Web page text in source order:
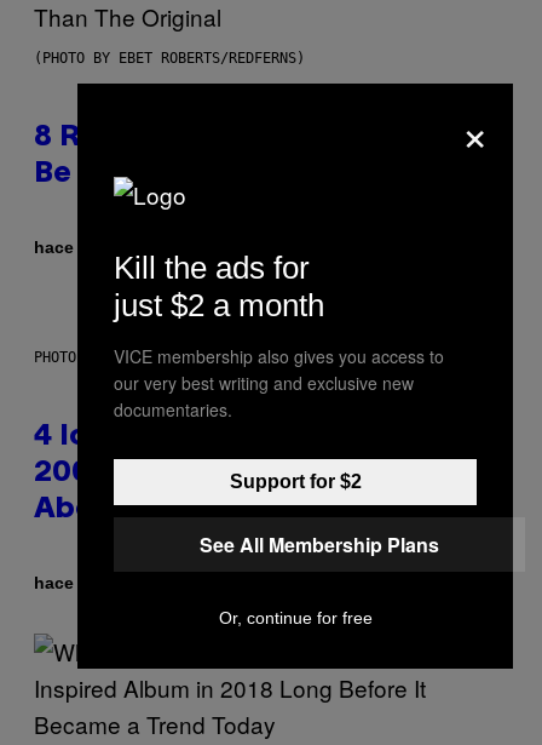
(PHOTO BY EBET ROBERTS/REDFERNS)
8 R&B Covers That Might Just
Be Better Than the Originals
hace 1 hora
PHOTO: PETER KRAMER / GETTY IMAGES
4 Iconic MTV Shows From the
2000s You Definitely Forgot
About
hace 2 horas
×
Kill the ads for
just $2 a month
VICE membership also gives you access to
our very best writing and exclusive new
documentaries.
Support for $2
See All Membership Plans
Or, continue for free